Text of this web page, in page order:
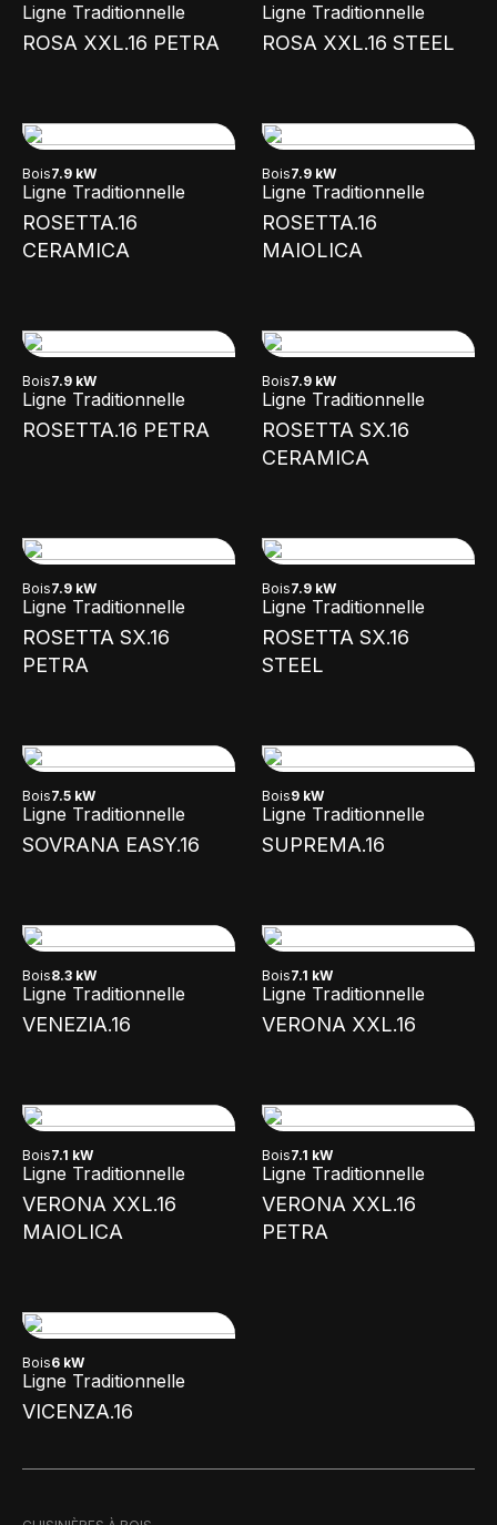
Ligne Traditionnelle
ROSA XXL.16 PETRA
Ligne Traditionnelle
ROSA XXL.16 STEEL
Bois7.9 kW
Ligne Traditionnelle
ROSETTA.16
CERAMICA
Bois7.9 kW
Ligne Traditionnelle
ROSETTA.16
MAIOLICA
Bois7.9 kW
Ligne Traditionnelle
ROSETTA.16 PETRA
Bois7.9 kW
Ligne Traditionnelle
ROSETTA SX.16
CERAMICA
Bois7.9 kW
Ligne Traditionnelle
ROSETTA SX.16
PETRA
Bois7.9 kW
Ligne Traditionnelle
ROSETTA SX.16
STEEL
Bois7.5 kW
Ligne Traditionnelle
SOVRANA EASY.16
Bois9 kW
Ligne Traditionnelle
SUPREMA.16
Bois8.3 kW
Ligne Traditionnelle
VENEZIA.16
Bois7.1 kW
Ligne Traditionnelle
VERONA XXL.16
Bois7.1 kW
Ligne Traditionnelle
VERONA XXL.16
MAIOLICA
Bois7.1 kW
Ligne Traditionnelle
VERONA XXL.16
PETRA
Bois6 kW
Ligne Traditionnelle
VICENZA.16